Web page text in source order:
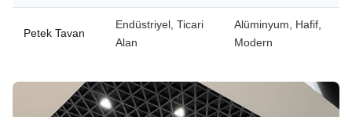
Petek Tavan
Endüstriyel, Ticari
Alan
Alüminyum, Hafif,
Modern